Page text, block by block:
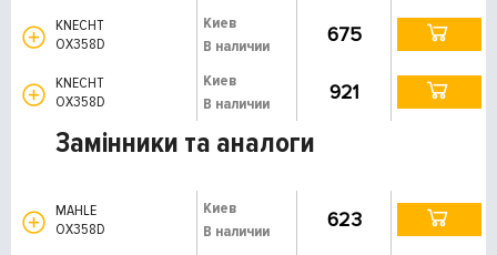
KNECHT
OX358D
Киев
В наличии
675
KNECHT
OX358D
Киев
В наличии
921
Замінники та аналоги
MAHLE
OX358D
Киев
В наличии
623